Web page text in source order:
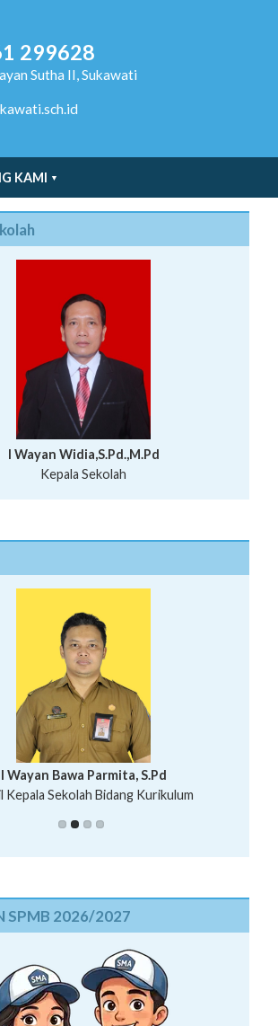
299628
Sutha II, Sukawati
KAMI
I Wayan Widia,S.Pd.,M.Pd
Kepala Sekolah
Putu Suhartana, S.Pd.
I Wayan Bawa Parmita, S.Pd
Kepala Sekolah Bidang Kurikulum
Gede Aditya Pratita, S.Pd., M.Sn
Wayan Nopi Sutantri, S.Pd.
SPMB 2026/2027